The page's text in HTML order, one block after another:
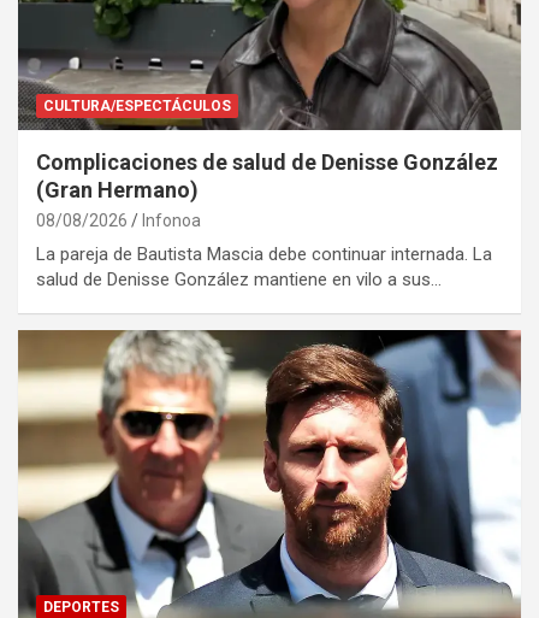
CULTURA/ESPECTÁCULOS
Complicaciones de salud de Denisse González
(Gran Hermano)
08/08/2026 Infonoa
La pareja de Bautista Mascia debe continuar internada. La
salud de Denisse González mantiene en vilo a sus…
DEPORTES